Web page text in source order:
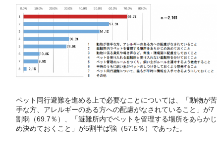
ペット同行避難を進める上で必要なことについては、「動物が苦
手な方、アレルギーのある方への配慮がなされていること」が7
割弱（69.7％）、「避難所内でペットを管理する場所をあらかじ
め決めておくこと」が5割半ば強（57.5％）であった。